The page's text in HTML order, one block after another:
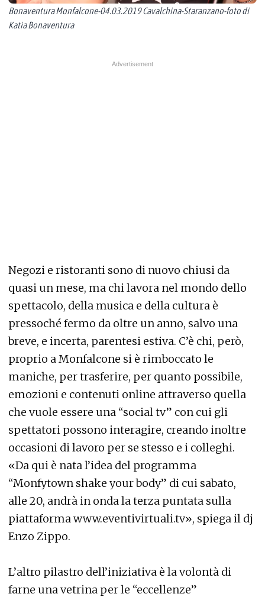
Bonaventura Monfalcone-04.03.2019 Cavalchina-Staranzano-foto di
Katia Bonaventura
Negozi e ristoranti sono di nuovo chiusi da
quasi un mese, ma chi lavora nel mondo dello
spettacolo, della musica e della cultura è
pressoché fermo da oltre un anno, salvo una
breve, e incerta, parentesi estiva. C’è chi, però,
proprio a Monfalcone si è rimboccato le
maniche, per trasferire, per quanto possibile,
emozioni e contenuti online attraverso quella
che vuole essere una “social tv” con cui gli
spettatori possono interagire, creando inoltre
occasioni di lavoro per se stesso e i colleghi.
«Da qui è nata l’idea del programma
“Monfytown shake your body” di cui sabato,
alle 20, andrà in onda la terza puntata sulla
piattaforma www.eventivirtuali.tv», spiega il dj
Enzo Zippo.
L’altro pilastro dell’iniziativa è la volontà di
farne una vetrina per le “eccellenze”